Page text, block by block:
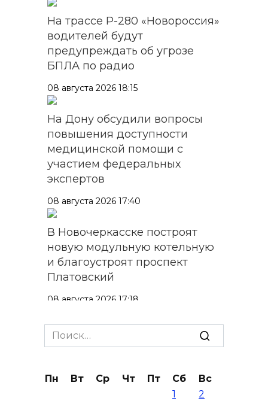
На трассе Р-280 «Новороссия»
водителей будут
предупреждать об угрозе
БПЛА по радио
08 августа 2026 18:15
На Дону обсудили вопросы
повышения доступности
медицинской помощи с
участием федеральных
экспертов
08 августа 2026 17:40
В Новочеркасске построят
новую модульную котельную
и благоустроят проспект
Платовский
08 августа 2026 17:18
Это стало нашей традицией:
ростовчане установили
бездомных животных
Search
for:
Пн Вт Ср Чт Пт Сб
Вс
1
2